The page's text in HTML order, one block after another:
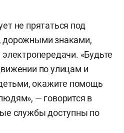
не прятаться под
знаками,
«Будьте
по улицам и
окажите помощь
— говорится в
службы доступны по